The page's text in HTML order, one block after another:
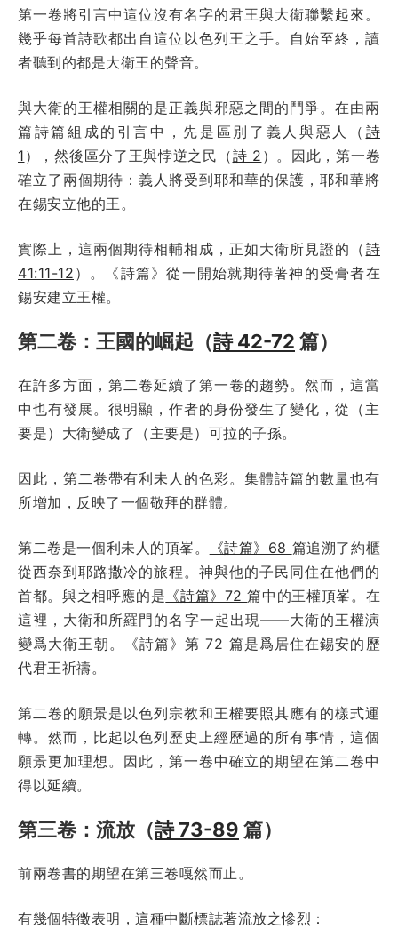
第一卷將引言中這位沒有名字的君王與大衛聯繫起來。
幾乎每首詩歌都出自這位以色列王之手。自始至終，讀
者聽到的都是大衛王的聲音。
與大衛的王權相關的是正義與邪惡之間的鬥爭。在由兩
篇詩篇組成的引言中，先是區別了義人與惡人（ 詩
1 ），然後區分了王與悖逆之民（詩 2 ）。因此，第一卷
確立了兩個期待：義人將受到耶和華的保護，耶和華將
在錫安立他的王。
實際上，這兩個期待相輔相成，正如大衛所見證的（ 詩
41:11-12 ）。《詩篇》從一開始就期待著神的受膏者在
錫安建立王權。
第二卷：王國的崛起（詩 42-72 篇）
在許多方面，第二卷延續了第一卷的趨勢。然而，這當
中也有發展。很明顯，作者的身份發生了變化，從（主
要是）大衛變成了（主要是）可拉的子孫。
因此，第二卷帶有利未人的色彩。集體詩篇的數量也有
所增加，反映了一個敬拜的群體。
第二卷是一個利未人的頂峯。 《詩篇》68 篇追溯了約櫃
從西奈到耶路撒冷的旅程。神與他的子民同住在他們的
首都。與之相呼應的是 《詩篇》72篇中的王權頂峯。在
這裡，大衛和所羅門的名字一起出現——大衛的王權演
變爲大衛王朝。《詩篇》第 72 篇是爲居住在錫安的歷
代君王祈禱。
第二卷的願景是以色列宗教和王權要照其應有的樣式運
轉。然而，比起以色列歷史上經歷過的所有事情，這個
願景更加理想。因此，第一卷中確立的期望在第二卷中
得以延續。
第三卷：流放（詩 73-89 篇）
前兩卷書的期望在第三卷嘎然而止。
有幾個特徵表明，這種中斷標誌著流放之慘烈：